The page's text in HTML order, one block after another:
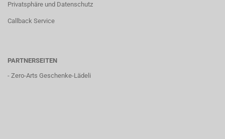
Privatsphäre und Datenschutz
Callback Service
PARTNERSEITEN
- Zero-Arts Geschenke-Lädeli